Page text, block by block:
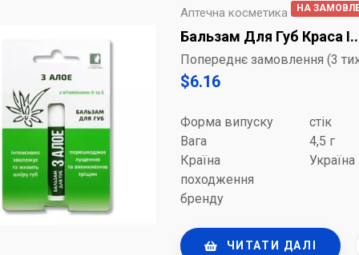
Аптечна косметика НА
Бальзам Для Губ Краса
Попереднє замовлення (3
$6.16
Форма випуску
стік
Вага
4,5 г
Країна
походження
бренду
Україна
ЧИТАТИ ДАЛІ